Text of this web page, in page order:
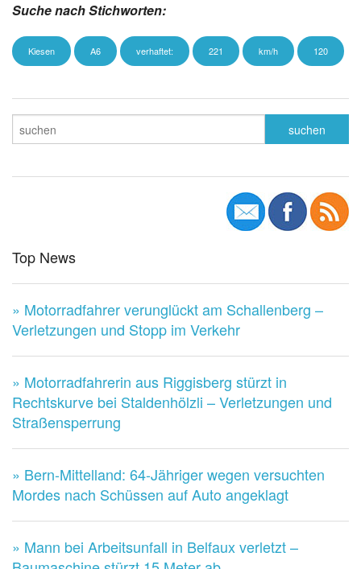
Suche nach Stichworten:
Kiesen A6 verhaftet: 221 km/h 120
Top News
» Motorradfahrer verunglückt am Schallenberg –
Verletzungen und Stopp im Verkehr
» Motorradfahrerin aus Riggisberg stürzt in
Rechtskurve bei Staldenhölzli – Verletzungen und
Straßensperrung
» Bern-Mittelland: 64-Jähriger wegen versuchten
Mordes nach Schüssen auf Auto angeklagt
» Mann bei Arbeitsunfall in Belfaux verletzt –